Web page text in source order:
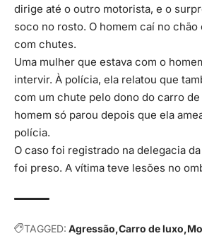
dirige até o outro motorista, e o
soco no rosto. O homem caí no chão
com chutes.
Uma mulher que estava com o
intervir. À polícia, ela relatou que
com um chute pelo dono do carro
homem só parou depois que ela
polícia.
O caso foi registrado na delegacia
foi preso. A vítima teve lesões no
TAGGED: Agressão Carro de luxo